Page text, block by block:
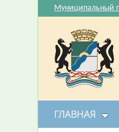
Муниципальный
ГЛАВНАЯ